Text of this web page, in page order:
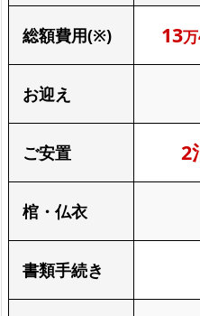
総額費用(※) 13万
お迎え
ご安置 2
棺・仏衣
書類手続き